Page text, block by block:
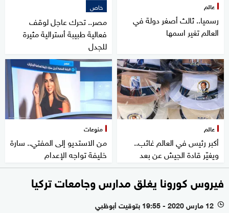
عالم
رسميا.. ثالث أصغر دولة في
العالم تغير اسمها
خاص
مصر.. تحرك عاجل لوقف
فعالية طبيبة أسترالية مثيرة
للجدل
عالم
أكبر رئيس في العالم غائب..
ويغيّر قادة الجيش عن بعد
منوعات
من الاستديو إلى المفتي.. سارة
خليفة تواجه الإعدام
فيروس كورونا يغلق مدارس وجامعات تركيا
l 12 مارس 2020 - 19:55 بتوقيت أبوظبي